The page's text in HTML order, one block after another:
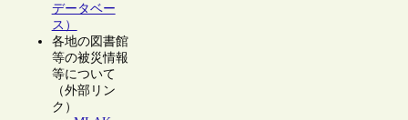
データベー
ス）
各地の図書館
等の被災情報
等について
（外部リン
ク）